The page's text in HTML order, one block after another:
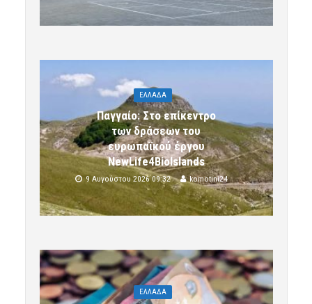
ΕΛΛΑΔΑ
Παγγαίο: Στο επίκεντρο
των δράσεων του
ευρωπαϊκού έργου
NewLife4BioIslands
9 Αυγούστου 2026 09:32 komotini24
ΕΛΛΑΔΑ